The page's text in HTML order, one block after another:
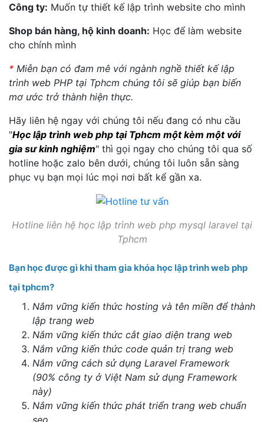
Công ty: Muốn tự thiết kế lập trình website cho mình
Shop bán hàng, hộ kinh doanh: Học để làm website
cho chính mình
* Miễn bạn có đam mê với ngành nghề thiết kế lập
trình web PHP tại Tphcm chúng tôi sẽ giúp bạn biến
mơ ước trở thành hiện thực.
Hãy liên hệ ngay với chúng tôi nếu đang có nhu cầu
"Học lập trình web php tại Tphcm một kèm một với
gia sư kinh nghiệm" thì gọi ngay cho chúng tôi qua số
hotline hoặc zalo bên dưới, chúng tôi luôn sẵn sàng
phục vụ bạn mọi lúc mọi nơi bất kể gần xa.
Hotline liên hệ học lập trình web php mysql laravel tại
Tphcm
Bạn học được gì khi tham gia khóa học lập trình web php
tại tphcm?
Nắm vững kiến thức hosting và tên miền để thành
lập trang web
Nắm vững kiến thức cắt giao diện trang web
Nắm vững kiến thức code quản trị trang web
Nắm vững cách sử dụng Laravel Framework
(90% công ty ở Việt Nam sử dụng Framework
này)
Nắm vững kiến thức phát triển trang web chuẩn